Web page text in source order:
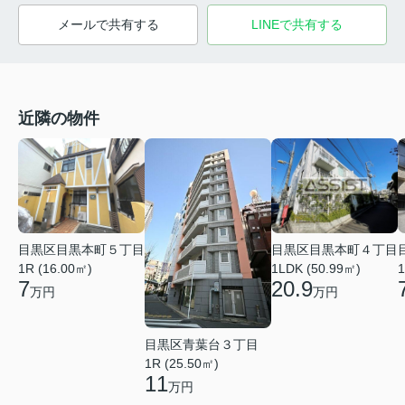
メールで共有する LINEで共有する
近隣の物件
目黒区目黒本町５丁目
1R (16.00㎡)
7万円
目黒区青葉台３丁目
1R (25.50㎡)
11万円
目黒区目黒本町４丁目
1LDK (50.99㎡)
20.9万円